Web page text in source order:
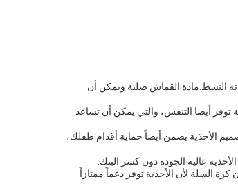
النشط.مادة القماش صلبة ويمكن أن
توفر أيضا التنفس، والتي يمكن أن تساعد
الأحذية يضمن أيضاً حماية أقدام طفلك،
عالية الجودة دون كسر البنك.
السلة لأن الأحذية توفر دعماً ممتازاً